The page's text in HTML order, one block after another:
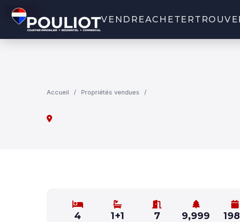
VENDREACHETER
Accueil / Propriétés vendues /
VENDU
4 1+1 7 9,999